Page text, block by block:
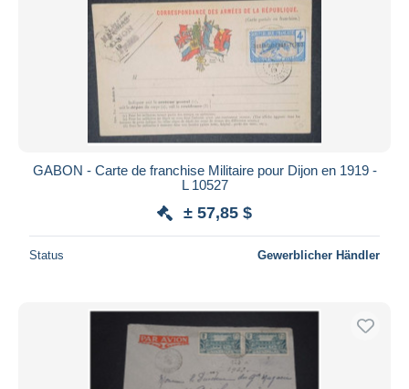
GABON - Carte de franchise Militaire pour Dijon en 1919 -
L 10527
± 57,85 $
Status Gewerblicher Händler